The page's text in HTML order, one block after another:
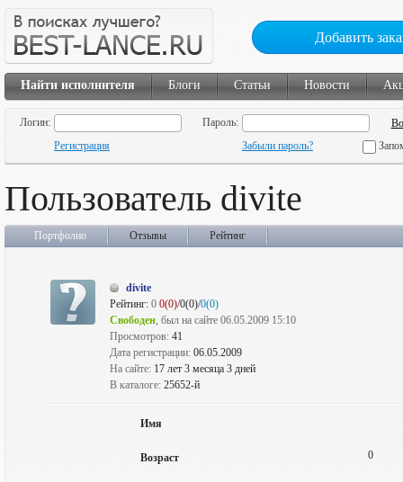
Добавить
Найти исполнителя Блоги Статьи Новости
Логин:
Пароль:
Регистрация
Забыли пароль?
Пользователь divite
Портфолио Отзывы Рейтинг
divite
Рейтинг: 0 0(0)/0(0)/0(0)
Свободен, был на сайте 06.05.2009 15:10
Просмотров: 41
Дата регистрации: 06.05.2009
На сайте: 17 лет 3 месяца 3 дней
В каталоге: 25652-й
Имя
Возраст 0